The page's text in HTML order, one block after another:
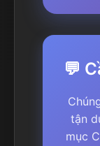
💬
tận
mục